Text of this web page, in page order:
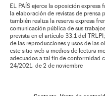
EL PAÍS ejerce la oposición expresa
la elaboración de revistas de prensa
también realiza la reserva expresa
comunicación pública de sus
prevista en el artículo 33.1 del
de las reproducciones y usos de las
este sitio web a medios de lectura
adecuados a tal fin de conformidad
24/2021, de 2 de noviembre